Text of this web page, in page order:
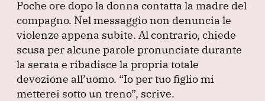
Poche ore dopo la donna contatta la madre del
compagno. Nel messaggio non denuncia le
violenze appena subite. Al contrario, chiede
scusa per alcune parole pronunciate durante
la serata e ribadisce la propria totale
devozione all’uomo. “Io per tuo figlio mi
metterei sotto un treno”, scrive.